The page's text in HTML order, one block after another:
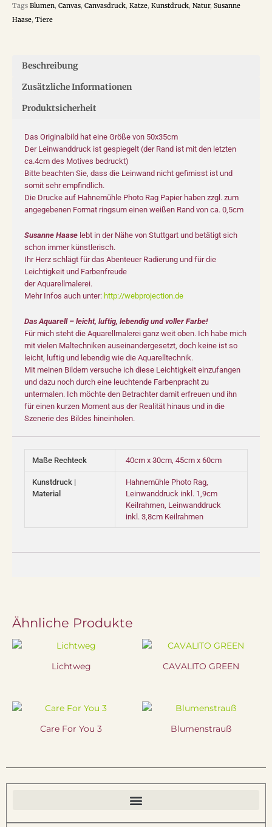
Tags Blumen, Canvas, Canvasdruck, Katze, Kunstdruck, Natur, Susanne
Haase, Tiere
Beschreibung
Zusätzliche Informationen
Produktsicherheit
Das Originalbild hat eine Größe von 50x35cm
Der Leinwanddruck ist gespiegelt (der Rand ist mit den letzten
ca.4cm des Motives bedruckt)
Bitte beachten Sie, dass die Leinwand nicht gefirnisst ist und
somit sehr empfindlich.
Die Drucke auf Hahnemühle Photo Rag Papier haben zzgl. zum
angegebenen Format ringsum einen weißen Rand von ca. 0,5cm
Susanne Haase lebt in der Nähe von Stuttgart und betätigt sich
schon immer künstlerisch.
Ihr Herz schlägt für das Abenteuer Radierung und für die
Leichtigkeit und Farbenfreude
der Aquarellmalerei.
Mehr Infos auch unter: http://webprojection.de
Das Aquarell – leicht, luftig, lebendig und voller Farbe!
Für mich steht die Aquarellmalerei ganz weit oben. Ich habe mich
mit vielen Maltechniken auseinandergesetzt, doch keine ist so
leicht, luftig und lebendig wie die Aquarelltechnik.
Mit meinen Bildern versuche ich diese Leichtigkeit einzufangen
und dazu noch durch eine leuchtende Farbenpracht zu
untermalen. Ich möchte den Betrachter damit erfreuen und ihn
für einen kurzen Moment aus der Realität hinaus und in die
Szenerie des Bildes hineinholen.
Maße Rechteck 40cm x 30cm, 45cm x 60cm
Kunstdruck |
Material
Hahnemühle Photo Rag,
Leinwanddruck inkl. 1,9cm
Keilrahmen, Leinwanddruck
inkl. 3,8cm Keilrahmen
Ähnliche Produkte
Lichtweg CAVALITO GREEN
Care For You 3 Blumenstrauß